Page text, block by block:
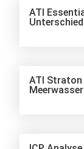
ATI
ATI Straton